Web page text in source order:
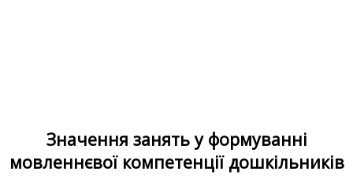
Значення занять у формуванні
мовленнєвої компетенції дошкільників